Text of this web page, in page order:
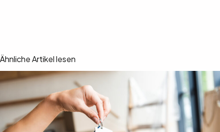
Ähnliche Artikel lesen